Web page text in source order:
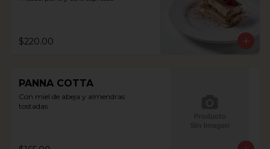
$220.00
PANNA COTTA
Con miel de abeja y almendras
tostadas